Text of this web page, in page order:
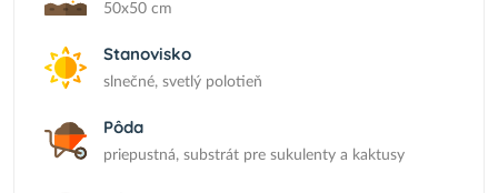
50x50 cm
Stanovisko
slnečné, svetlý polotieň
Pôda
priepustná, substrát pre sukulenty a kaktusy